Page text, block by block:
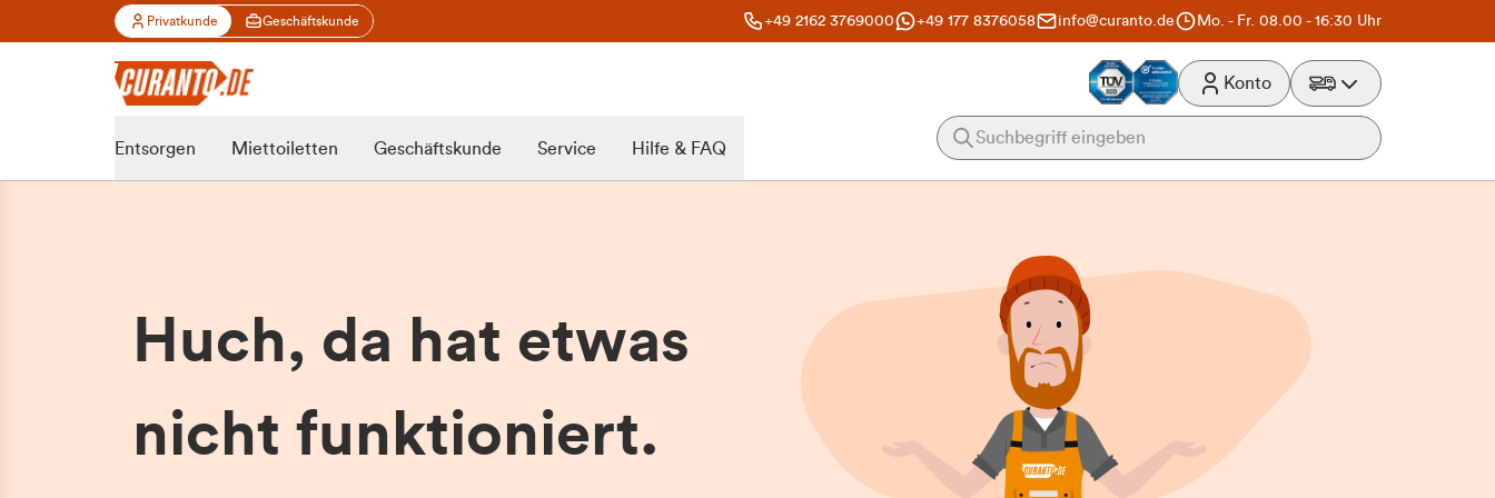
Privatkunde Geschäftskunde +49 2162 3769000 +49 177 8376058 info@curanto.de Mo. - Fr. 08.00 - 16:30 Uhr
Konto
Entsorgen Miettoiletten Geschäftskunde Service Hilfe & FAQ
Huch, da hat etwas
nicht funktioniert.